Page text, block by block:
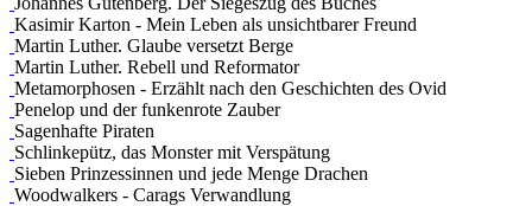
Kasimir Karton - Mein Leben als unsichtbarer Freund
Martin Luther. Glaube versetzt Berge
Martin Luther. Rebell und Reformator
Metamorphosen - Erzählt nach den Geschichten des Ovid
Penelop und der funkenrote Zauber
Sagenhafte Piraten
Schlinkepütz, das Monster mit Verspätung
Sieben Prinzessinnen und jede Menge Drachen
Woodwalkers - Carags Verwandlung